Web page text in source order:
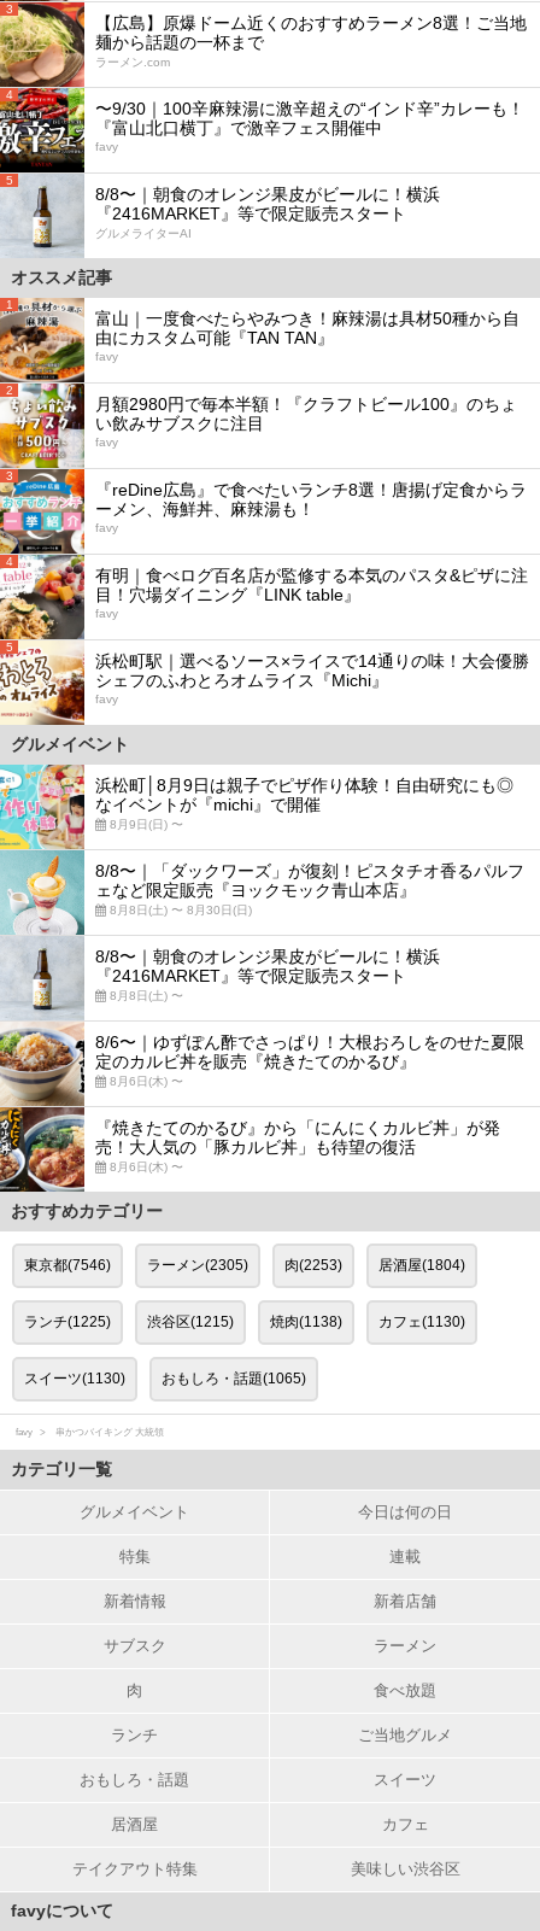
3
【広島】原爆ドーム近くのおすすめラーメン8選！ご当地
麺から話題の一杯まで
ラーメン.com
4
〜9/30｜100辛麻辣湯に激辛超えの“インド辛”カレーも！
『富山北口横丁』で激辛フェス開催中
favy
5
8/8〜｜朝食のオレンジ果皮がビールに！横浜
『2416MARKET』等で限定販売スタート
グルメライターAI
オススメ記事
1
富山｜一度食べたらやみつき！麻辣湯は具材50種から自
由にカスタム可能『TAN TAN』
favy
2
月額2980円で毎本半額！『クラフトビール100』のちょ
い飲みサブスクに注目
favy
3
『reDine広島』で食べたいランチ8選！唐揚げ定食からラ
ーメン、海鮮丼、麻辣湯も！
favy
4
有明｜食べログ百名店が監修する本気のパスタ&ピザに注
目！穴場ダイニング『LINK table』
favy
5
浜松町駅｜選べるソース×ライスで14通りの味！大会優勝
シェフのふわとろオムライス『Michi』
favy
グルメイベント
浜松町│8月9日は親子でピザ作り体験！自由研究にも◎
なイベントが『michi』で開催
8月9日(日) 〜
8/8〜｜「ダックワーズ」が復刻！ピスタチオ香るパルフ
ェなど限定販売『ヨックモック青山本店』
8月8日(土) 〜 8月30日(日)
8/8〜｜朝食のオレンジ果皮がビールに！横浜
『2416MARKET』等で限定販売スタート
8月8日(土) 〜
8/6〜｜ゆずぽん酢でさっぱり！大根おろしをのせた夏限
定のカルビ丼を販売『焼きたてのかるび』
8月6日(木) 〜
『焼きたてのかるび』から「にんにくカルビ丼」が発
売！大人気の「豚カルビ丼」も待望の復活
8月6日(木) 〜
おすすめカテゴリー
東京都(7546) ラーメン(2305) 肉(2253) 居酒屋(1804)
ランチ(1225) 渋谷区(1215) 焼肉(1138) カフェ(1130)
スイーツ(1130) おもしろ・話題(1065)
favy 串かつバイキング 大統領
カテゴリ一覧
グルメイベント 今日は何の日
特集 連載
新着情報 新着店舗
サブスク ラーメン
肉 食べ放題
ランチ ご当地グルメ
おもしろ・話題 スイーツ
居酒屋 カフェ
テイクアウト特集 美味しい渋谷区
favyについて